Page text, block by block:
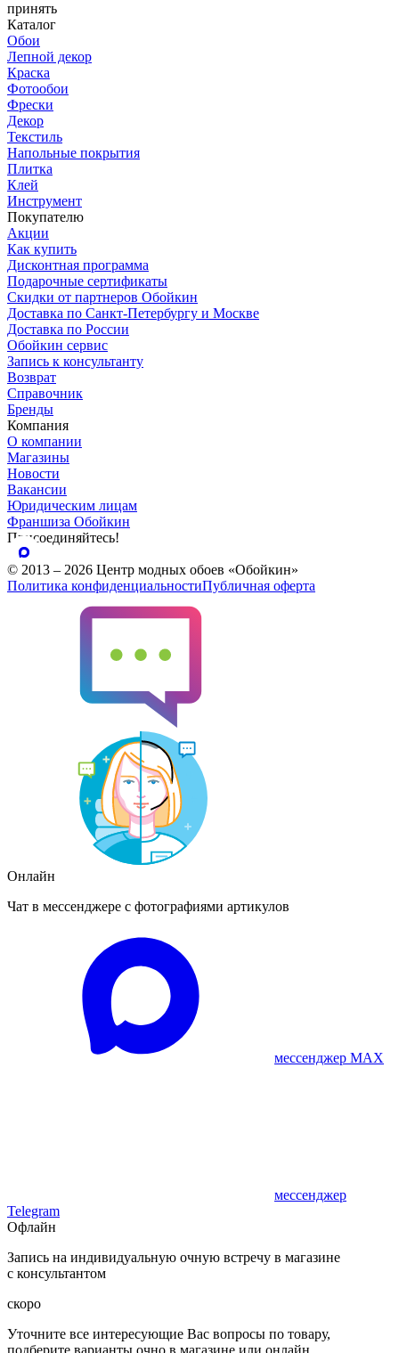
принять
Каталог
Обои
Лепной декор
Краска
Фотообои
Фрески
Декор
Текстиль
Напольные покрытия
Плитка
Клей
Инструмент
Покупателю
Акции
Как купить
Дисконтная программа
Подарочные сертификаты
Скидки от партнеров Обойкин
Доставка по Санкт-Петербургу и Москве
Доставка по России
Обойкин сервис
Запись к консультанту
Возврат
Справочник
Бренды
Компания
О компании
Магазины
Новости
Вакансии
Юридическим лицам
Франшиза Обойкин
Присоединяйтесь!
© 2013 – 2026 Центр модных обоев «Обойкин»
Политика конфиденциальностиПубличная оферта
Онлайн
Чат в мессенджере с фотографиями артикулов
мессенджер MAX
мессенджер
Telegram
Офлайн
Запись на индивидуальную очную встречу в магазине
с консультантом
скоро
Уточните все интересующие Вас вопросы по товару,
подберите варианты очно в магазине или онлайн